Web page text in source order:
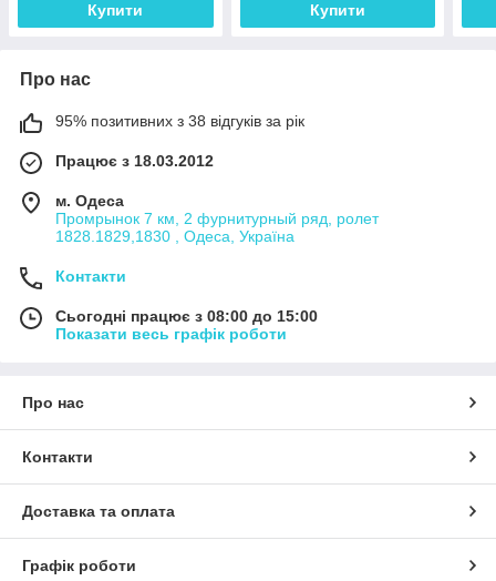
Купити Купити
Про нас
95% позитивних з 38 відгуків за рік
Працює з 18.03.2012
м. Одеса
Промрынок 7 км, 2 фурнитурный ряд, ролет
1828.1829,1830 , Одеса, Україна
Контакти
Сьогодні працює з 08:00 до 15:00
Показати весь графік роботи
Про нас
Контакти
Доставка та оплата
Графік роботи